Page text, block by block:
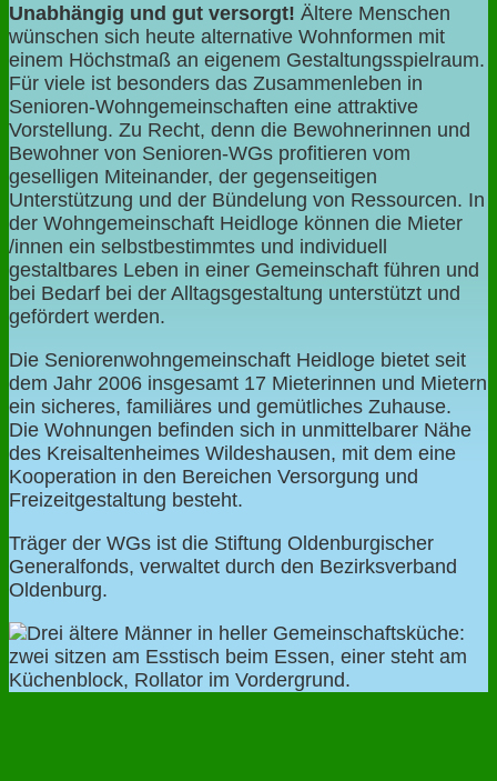
Unabhängig und gut versorgt! Ältere Menschen
wünschen sich heute alternative Wohnformen mit
einem Höchstmaß an eigenem Gestaltungsspielraum.
Für viele ist besonders das Zusammenleben in
Senioren-Wohngemeinschaften eine attraktive
Vorstellung. Zu Recht, denn die Bewohnerinnen und
Bewohner von Senioren-WGs profitieren vom
geselligen Miteinander, der gegenseitigen
Unterstützung und der Bündelung von Ressourcen. In
der Wohngemeinschaft Heidloge können die Mieter
/innen ein selbstbestimmtes und individuell
gestaltbares Leben in einer Gemeinschaft führen und
bei Bedarf bei der Alltagsgestaltung unterstützt und
gefördert werden.
Die Seniorenwohngemeinschaft Heidloge bietet seit
dem Jahr 2006 insgesamt 17 Mieterinnen und Mietern
ein sicheres, familiäres und gemütliches Zuhause.
Die Wohnungen befinden sich in unmittelbarer Nähe
des Kreisaltenheimes Wildeshausen, mit dem eine
Kooperation in den Bereichen Versorgung und
Freizeitgestaltung besteht.
Träger der WGs ist die Stiftung Oldenburgischer
Generalfonds, verwaltet durch den Bezirksverband
Oldenburg.